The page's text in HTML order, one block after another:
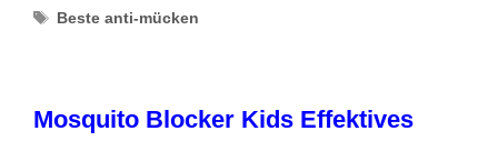
Tags
Beste anti-mücken
Mosquito Blocker Kids Effektives